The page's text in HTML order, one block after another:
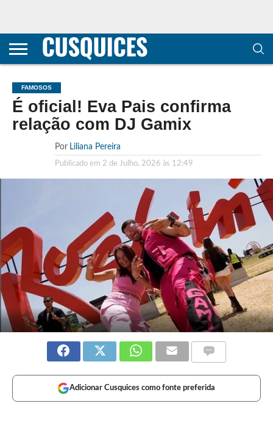
CONTACTOS
HOME
POLÍTICA DE
E COOKIES
SOBRE
TERMOS E
TRANSPARÊNCIA
METODOLOGIA
FAMOSOS
É oficial! Eva Pais confirma
relação com DJ Gamix
Por Liliana Pereira
Publicado em 2 de Julho, 2026 às 12:49
Adicionar Cusquices como fonte preferida